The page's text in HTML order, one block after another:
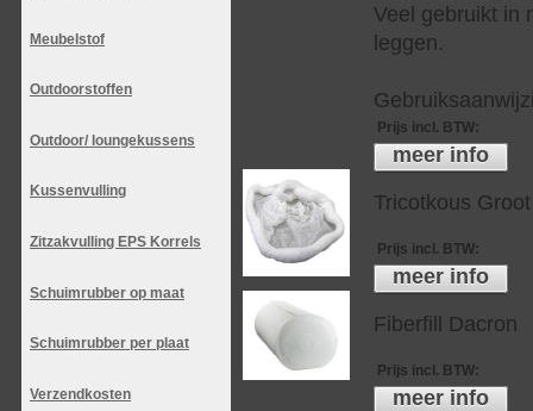
Meubelstof
Outdoorstoffen
Outdoor/ loungekussens
Kussenvulling
Zitzakvulling EPS Korrels
Schuimrubber op maat
Schuimrubber per plaat
Verzendkosten
Veel gebruikt in
leggen.
Prijs incl. BTW:
meer info
Tricotkous Groot
Prijs incl. BTW:
meer info
Fiberfill Dacron
Prijs incl. BTW:
meer info